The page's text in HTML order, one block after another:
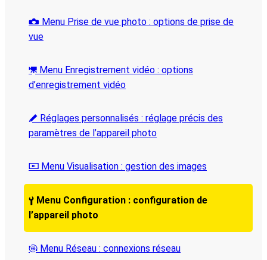
C Menu Prise de vue photo : options de prise de
vue
1 Menu Enregistrement vidéo : options
d’enregistrement vidéo
A Réglages personnalisés : réglage précis des
paramètres de l’appareil photo
D Menu Visualisation : gestion des images
B Menu Configuration : configuration de
l’appareil photo
F Menu Réseau : connexions réseau